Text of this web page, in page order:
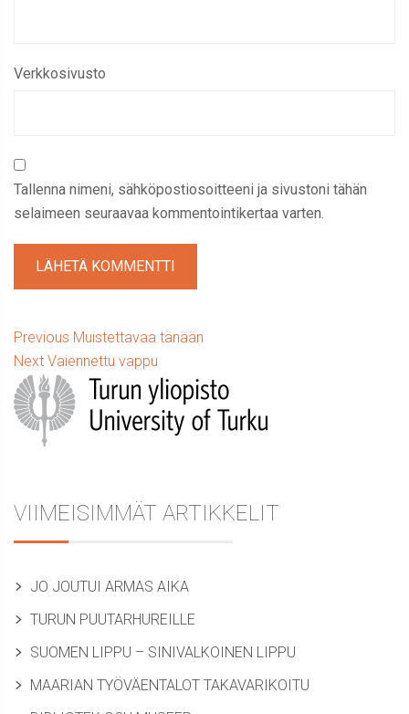
Verkkosivusto
Tallenna nimeni, sähköpostiosoitteeni ja sivustoni tähän
selaimeen seuraavaa kommentointikertaa varten.
Artikkelien
selaus
Previous Previous
post:
Muistettavaa tänään
Next Next
post:
Vaiennettu vappu
Sidebar
VIIMEISIMMÄT ARTIKKELIT
JO JOUTUI ARMAS AIKA
TURUN PUUTARHUREILLE
SUOMEN LIPPU – SINIVALKOINEN LIPPU
MAARIAN TYÖVÄENTALOT TAKAVARIKOITU